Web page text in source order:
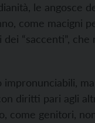
le angosce
come macigni
“saccenti”,
diritti pari agli
come genitori,